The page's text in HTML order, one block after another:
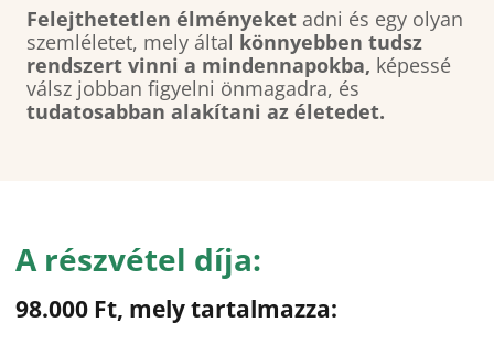
Felejthetetlen élményeket adni és egy olyan
szemléletet, mely által könnyebben tudsz
rendszert vinni a mindennapokba, képessé
válsz jobban figyelni önmagadra, és
tudatosabban alakítani az életedet.
A részvétel díja:
98.000 Ft, mely tartalmazza: